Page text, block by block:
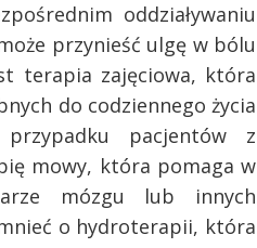
oddziaływaniu
przynieść ulgę w bólu
terapia zajęciowa, która
do codziennego życia
pacjentów z
mowy, która pomaga w
mózgu lub innych
o hydroterapii, która